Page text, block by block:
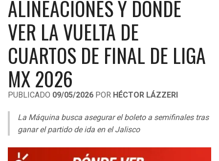
LIGA DE EXPANSIÓN MX
LEAGUES CUP
UEFA EUROPA LEAGUE
UEFA CONFERENCE LEAGUE
MLS
COPA LIBERTADORES
COPA SUDAMERICANA
LIGA BETPLAY
RAIDERS
CHARGERS
RAVENS
BROWNS
CAVALIERS
PISTONS
PACERS
ALINEACIONES Y DÓNDE
VER LA VUELTA DE
CUARTOS DE FINAL DE LIGA
MX 2026
PUBLICADO 09/05/2026 POR HÉCTOR LÁZZERI
La Máquina busca asegurar el boleto a semifinales tras
ganar el partido de ida en el Jalisco